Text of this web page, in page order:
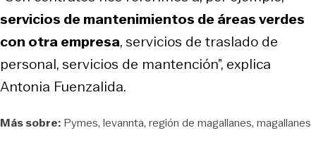
servicios de mantenimientos de áreas verdes
con otra empresa, servicios de traslado de
personal, servicios de mantención”, explica
Antonia Fuenzalida.
Más sobre: Pymes levannta región de magallanes magallanes